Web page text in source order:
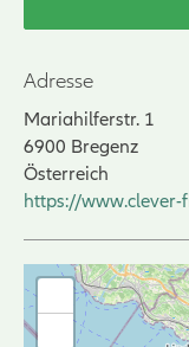
Adresse
Mariahilferstr. 1
6900 Bregenz
Österreich